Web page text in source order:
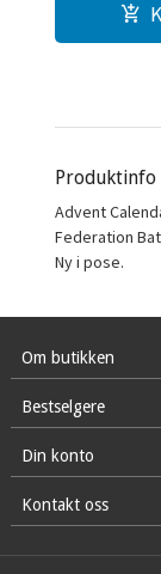
Produktinfo
Advent
Federation
Ny i pose.
Om butikken
Bestselgere
Din konto
Kontakt oss